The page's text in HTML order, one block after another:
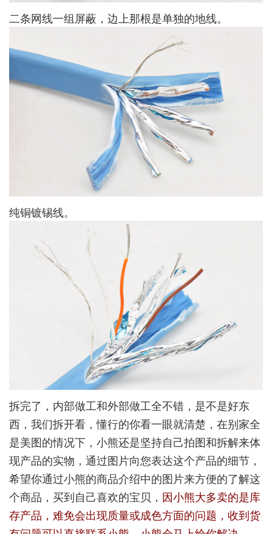
二条网线一组屏蔽，边上那根是单独的地线。
纯铜镀锡线。
拆完了，内部做工和外部做工全不错，是不是好东
西，我们拆开看，懂行的你看一眼就清楚，在别家全
是美图的情况下，小熊还是坚持自己拍图和拆解来体
现产品的实物，通过图片向您表达这个产品的细节，
希望你通过小熊的商品介绍中的图片来方便的了解这
个商品，买到自己喜欢的宝贝， 因小熊大多卖的是库
存产品，难免会出现质量或成色方面的问题，收到货